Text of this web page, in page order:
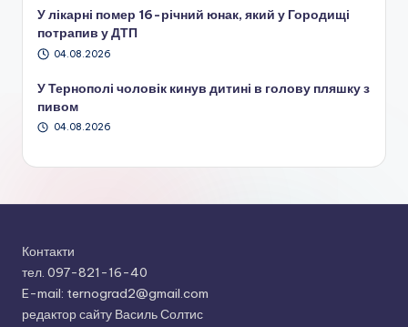
У лікарні помер 16-річний юнак, який у Городищі
потрапив у ДТП
04.08.2026
У Тернополі чоловік кинув дитині в голову пляшку з
пивом
04.08.2026
Контакти
тел. 097-821-16-40
E-mail: ternograd2@gmail.com
редактор сайту Василь Солтис